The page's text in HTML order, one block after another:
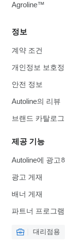
정보
계약 조건
개인정보 보호
안전 정보
Autoline의 리뷰
브랜드 카탈로그
제공 기능
Autoline에 광고
광고 게재
배너 게재
파트너 프로그램
대리점용
Agroline™